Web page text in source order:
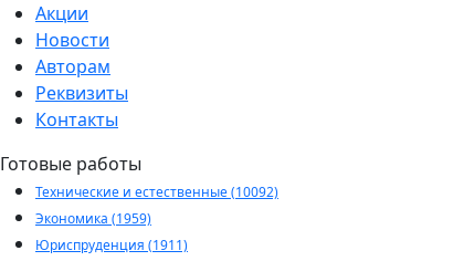
Акции
Новости
Авторам
Реквизиты
Контакты
Готовые работы
Технические и естественные (10092)
Экономика (1959)
Юриспруденция (1911)